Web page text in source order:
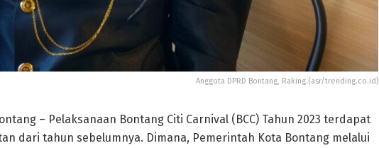
Anggota DPRD Bontang, Raking.(asr/trending.co.id)
– Pelaksanaan Bontang Citi Carnival (BCC) Tahun 2023 terdapat
dari tahun sebelumnya. Dimana, Pemerintah Kota Bontang melalui